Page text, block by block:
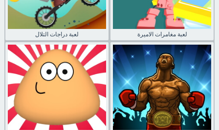
لعبة دراجات التلال لعبة مغامرات الاميرة